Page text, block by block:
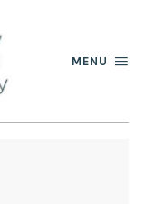
MENU